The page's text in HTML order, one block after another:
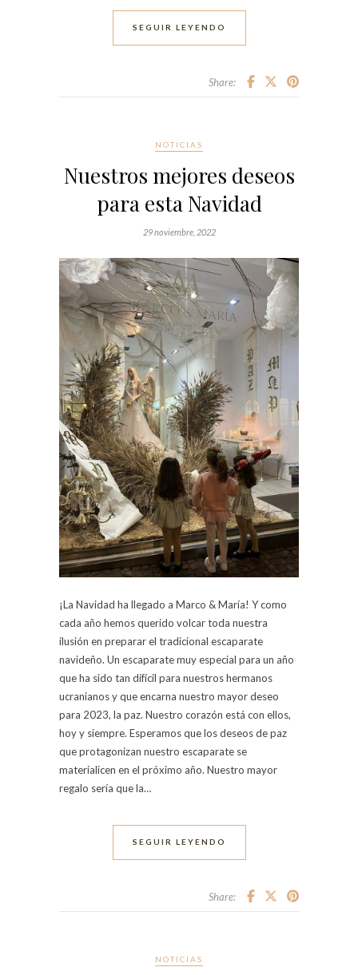
SEGUIR LEYENDO
Share:
NOTICIAS
Nuestros mejores deseos
para esta Navidad
29 noviembre, 2022
¡La Navidad ha llegado a Marco & María! Y como
cada año hemos querido volcar toda nuestra
ilusión en preparar el tradicional escaparate
navideño. Un escaparate muy especial para un año
que ha sido tan difícil para nuestros hermanos
ucranianos y que encarna nuestro mayor deseo
para 2023, la paz. Nuestro corazón está con ellos,
hoy y siempre. Esperamos que los deseos de paz
que protagonizan nuestro escaparate se
materialicen en el próximo año. Nuestro mayor
regalo sería que la…
SEGUIR LEYENDO
Share:
NOTICIAS